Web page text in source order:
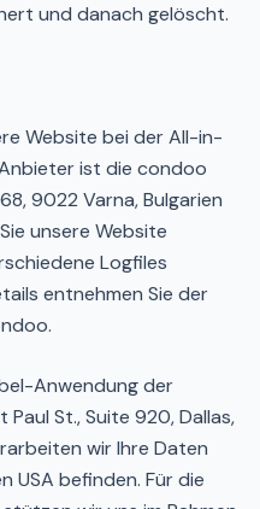
und danach gelöscht.
Website bei der All-in-
ist die condoo
9022 Varna, Bulgarien
unsere Website
Logfiles
entnehmen Sie der
Anwendung der
St., Suite 920, Dallas,
wir Ihre Daten
USA befinden. Für die